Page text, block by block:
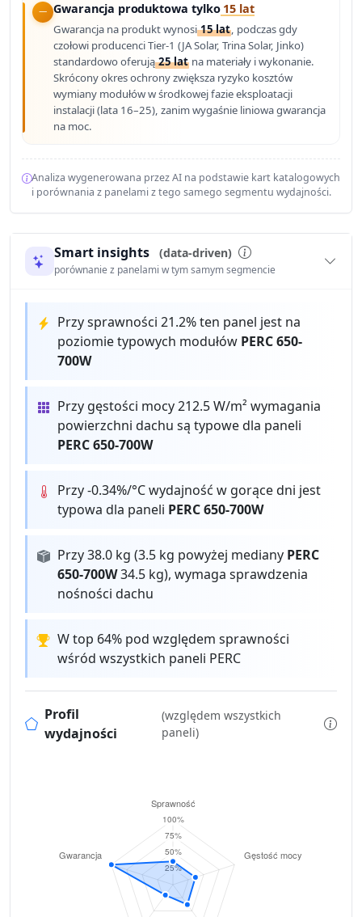
Gwarancja produktowa tylko15 lat
Gwarancja na produkt wynosi15 lat, podczas gdy
czołowi producenci Tier-1 (JA Solar, Trina Solar, Jinko)
standardowo oferują25 lat na materiały i wykonanie.
Skrócony okres ochrony zwiększa ryzyko kosztów
wymiany modułów w środkowej fazie eksploatacji
instalacji (lata 16–25), zanim wygaśnie liniowa gwarancja
na moc.
Analiza wygenerowana przez AI na podstawie kart katalogowych
i porównania z panelami z tego samego segmentu wydajności.
Smart insights (data-driven)
porównanie z panelami w tym samym segmencie
Przy sprawności 21.2% ten panel jest na
poziomie typowych modułów PERC 650-
700W
Przy gęstości mocy 212.5 W/m² wymagania
powierzchni dachu są typowe dla paneli
PERC 650-700W
Przy -0.34%/°C wydajność w gorące dni jest
typowa dla paneli PERC 650-700W
Przy 38.0 kg (3.5 kg powyżej mediany PERC
650-700W34.5 kg), wymaga sprawdzenia
nośności dachu
W top 64% pod względem sprawności
wśród wszystkich paneli PERC
Profil
wydajności
(względem wszystkich
paneli)